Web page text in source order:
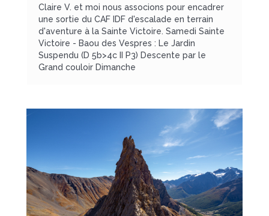
Claire V. et moi nous associons pour encadrer
une sortie du CAF IDF d'escalade en terrain
d'aventure à la Sainte Victoire. Samedi Sainte
Victoire - Baou des Vespres : Le Jardin
Suspendu (D 5b>4c II P3) Descente par le
Grand couloir Dimanche